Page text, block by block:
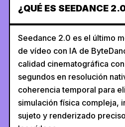
¿QUÉ ES SEEDANCE
Seedance 2.0 es el último
de vídeo con IA de
calidad cinematográfica
segundos en resolución
coherencia temporal para
simulación física compleja,
sujeto y renderizado